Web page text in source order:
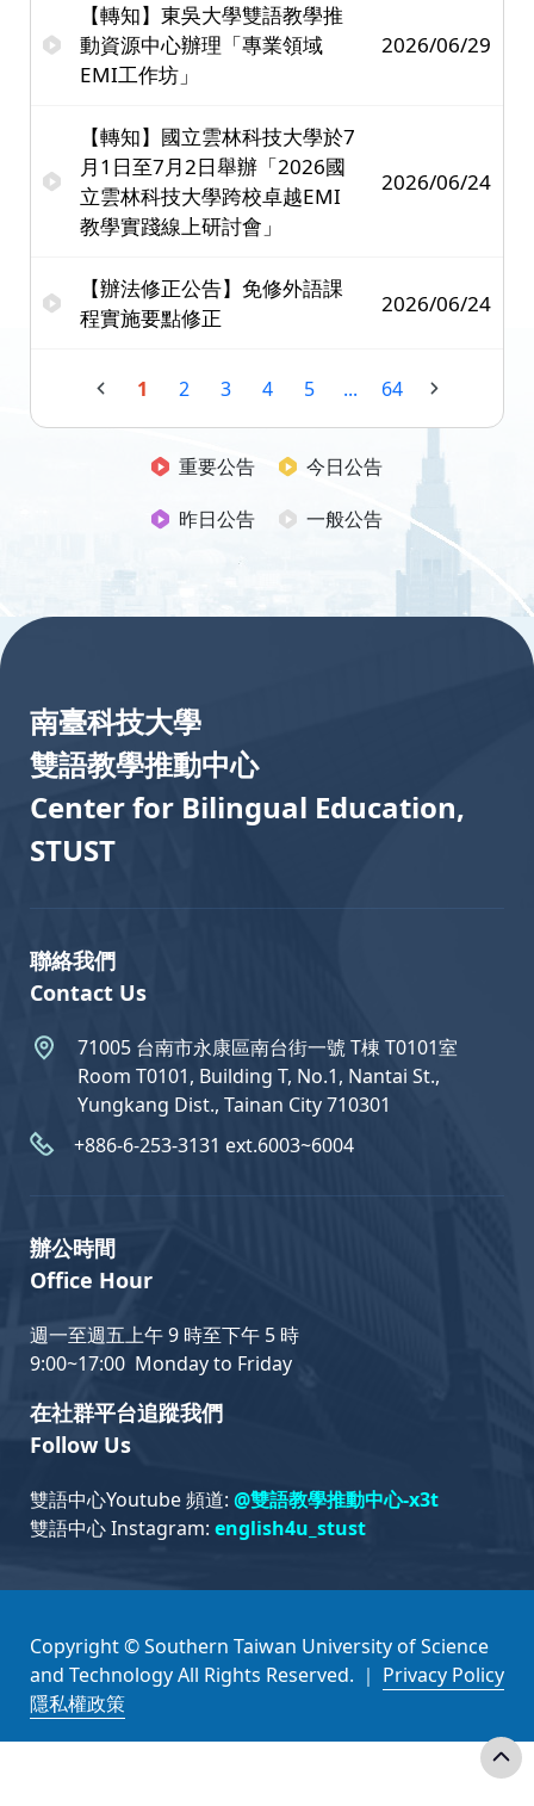
【轉知】東吳大學雙語教學推
動資源中心辦理「專業領域
EMI工作坊」
2026/06/29
【轉知】國立雲林科技大學於7
月1日至7月2日舉辦「2026國
立雲林科技大學跨校卓越EMI
教學實踐線上研討會」
2026/06/24
【辦法修正公告】免修外語課
程實施要點修正
2026/06/24
1 2 3 4 5 ... 64
重要公告
今日公告
昨日公告
一般公告
南臺科技大學
雙語教學推動中心
Center for Bilingual Education,
STUST
聯絡我們
Contact Us
71005 台南市永康區南台街一號 T棟 T0101室
Room T0101, Building T, No.1, Nantai St.,
Yungkang Dist., Tainan City 710301
+886-6-253-3131 ext.6003~6004
辦公時間
Office Hour
週一至週五上午 9 時至下午 5 時
9:00~17:00 Monday to Friday
在社群平台追蹤我們
Follow Us
雙語中心Youtube 頻道: @雙語教學推動中心-x3t
雙語中心 Instagram: english4u_stust
Copyright © Southern Taiwan University of Science
and Technology All Rights Reserved. ｜ Privacy Policy
隱私權政策